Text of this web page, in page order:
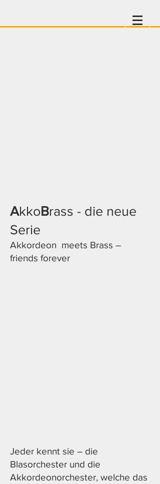
AkkoBrass - die neue
Serie
Akkordeon meets Brass –
friends forever
Jeder kennt sie – die
Blasorchester und die
Akkordeonorchester, welche das